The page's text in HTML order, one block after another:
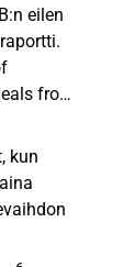
eilen
from
kun